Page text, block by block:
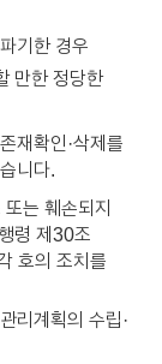
기한 경우
만한 정당한
재확인·삭제를
니다.
또는 훼손되지
령 제30조
호의 조치를
리계획의 수립·